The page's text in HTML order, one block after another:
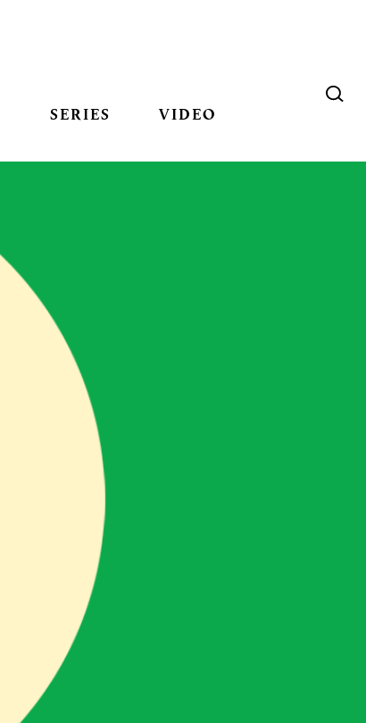
SERIES VIDEO